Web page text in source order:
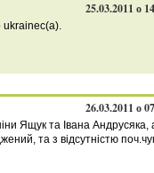
25.03.2011 о
26.03.2011 о
Ящук та Івана Андрусяка,
та з відсутністю